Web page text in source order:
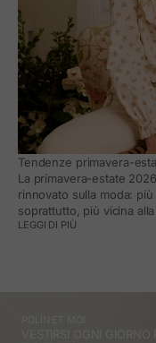
Tendenze primavera-
La primavera-estate
rinnovato sulla moda:
soprattutto, più vicina alla
LEGGI DI PIÙ
VESTIRSI OGNI